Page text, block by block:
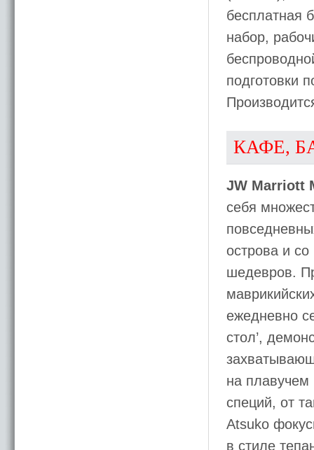
бесплатная
набор,
подготовки
КАФЕ,
JW Marriott
себя
острова и
шедевров.
ежедневно
стол’,
на плавучем
специй, от
Atsuko
в стиле